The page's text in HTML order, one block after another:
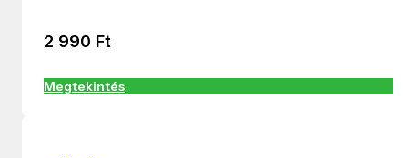
2 990 Ft
Megtekintés